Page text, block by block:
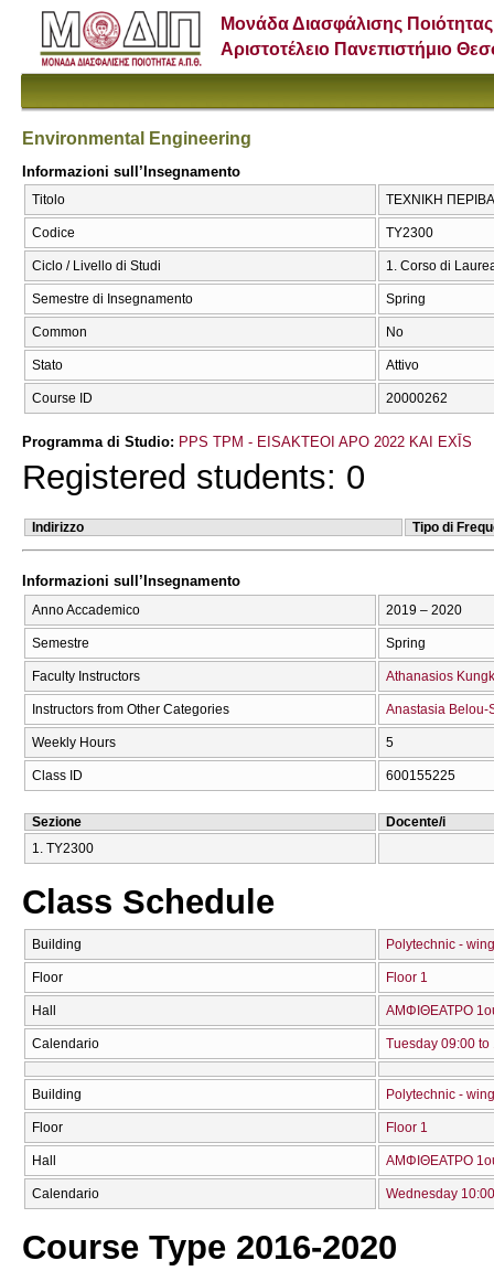
Μονάδα Διασφάλισης Ποιότητας
Αριστοτέλειο Πανεπιστήμιο
Environmental Engineering
Informazioni sull’Insegnamento
Titolo ΤΕΧΝΙΚΗ
Codice ΤΥ2300
Ciclo / Livello di Studi 1. Corso di
Semestre di Insegnamento Spring
Common No
Stato Attivo
Course ID 20000262
Programma di Studio: PPS TPM - EISAKTEOI APO 2022 KAI EXĪS
Registered students: 0
Indirizzo Tipo di
Informazioni sull’Insegnamento
Anno Accademico 2019 – 2020
Semestre Spring
Faculty Instructors Athanasios
Instructors from Other Categories Anastasia Belou-
Weekly Hours 5
Class ID 600155225
Sezione
Docente/i
1. ΤΥ2300
Class Schedule
Building Polytechnic -
Floor Floor 1
Hall ΑΜΦΙΘΕΑΤΡΟ
Calendario Tuesday 09:00 to
Building Polytechnic -
Floor Floor 1
Hall ΑΜΦΙΘΕΑΤΡΟ
Calendario Wednesday
Course Type 2016-2020